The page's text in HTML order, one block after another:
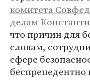
комитета
делам
что причин для
словам,
сфере
беспрецедентно